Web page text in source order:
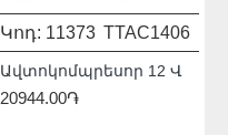
Կոդ: 11373 TTAC1406
Ավտոկոմպրեսոր 12 Վ
20944.00֏